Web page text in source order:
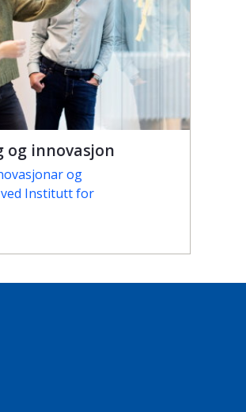
og innovasjon
og
Institutt for